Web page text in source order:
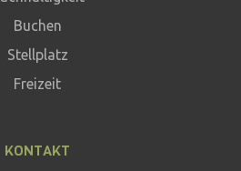
Buchen
Stellplatz
Freizeit
KONTAKT